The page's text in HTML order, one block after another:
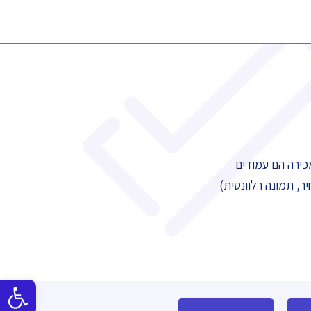
פתח
הם עמודים
תמונה רלוונטית)